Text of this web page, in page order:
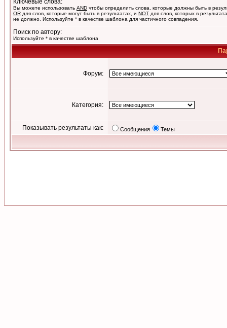
Ключевые слова:
Вы можете использовать AND чтобы определить слова, которые должны быть в
OR для слов, которые могут быть в результатах, и NOT для слов, которых в
не должно. Используйте * в качестве шаблона для частичного совпадения.
Поиск по автору:
Используйте * в качестве шаблона
Форум:
Категория:
Показывать результаты как: Сообщения Темы